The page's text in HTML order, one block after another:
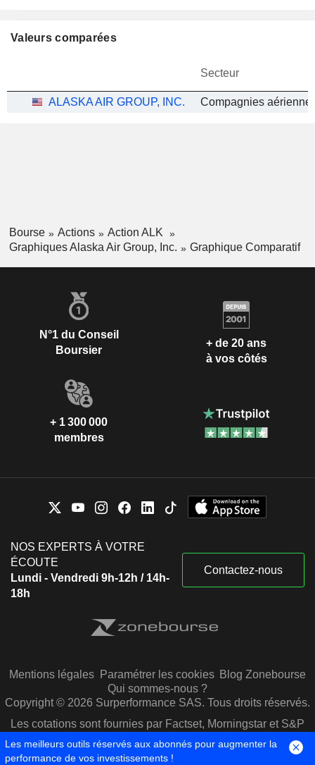
Valeurs comparées
Secteur
ALASKA AIR GROUP, INC. Compagnies
Bourse Actions
Action ALK
Graphiques Alaska Air Group, Inc.
Graphique Comparatif
N°1 du Conseil
Boursier
+ de 20 ans
à vos côtés
+ 1 300 000
membres
NOS EXPERTS À VOTRE
ÉCOUTE
Lundi - Vendredi 9h-12h / 14h-
18h
Contactez-nous
Mentions légales Paramétrer les cookies Blog Zonebourse
Qui sommes-nous ?
Copyright © 2026 Surperformance SAS. Tous droits réservés.
Les cotations sont fournies par Factset, Morningstar et S&P
Capital IQ
Les meilleurs outils réservés aux abonnés pour augmenter la
performance de vos investissements !